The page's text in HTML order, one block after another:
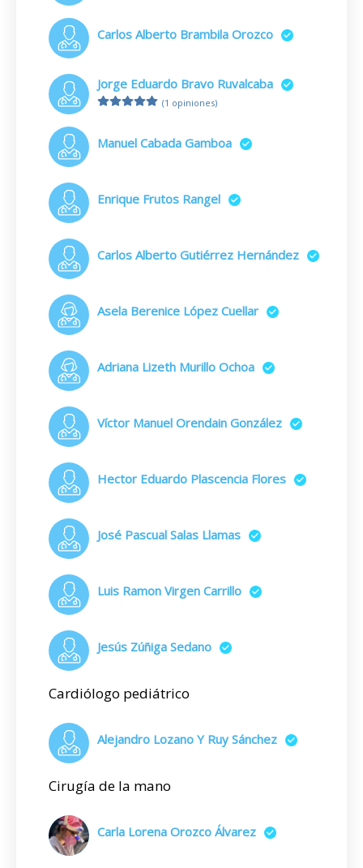
Carlos Alberto Brambila Orozco
Jorge Eduardo Bravo Ruvalcaba
(1 opiniones)
Manuel Cabada Gamboa
Enrique Frutos Rangel
Carlos Alberto Gutiérrez Hernández
Asela Berenice López Cuellar
Adriana Lizeth Murillo Ochoa
Víctor Manuel Orendain González
Hector Eduardo Plascencia Flores
José Pascual Salas Llamas
Luis Ramon Virgen Carrillo
Jesús Zúñiga Sedano
Cardiólogo pediátrico
Alejandro Lozano Y Ruy Sánchez
Cirugía de la mano
Carla Lorena Orozco Álvarez